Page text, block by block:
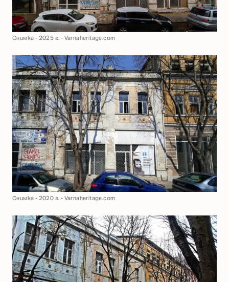
Снимка - 2025 г. - Varnaheritage.com
Снимка - 2020 г. - Varnaheritage.com